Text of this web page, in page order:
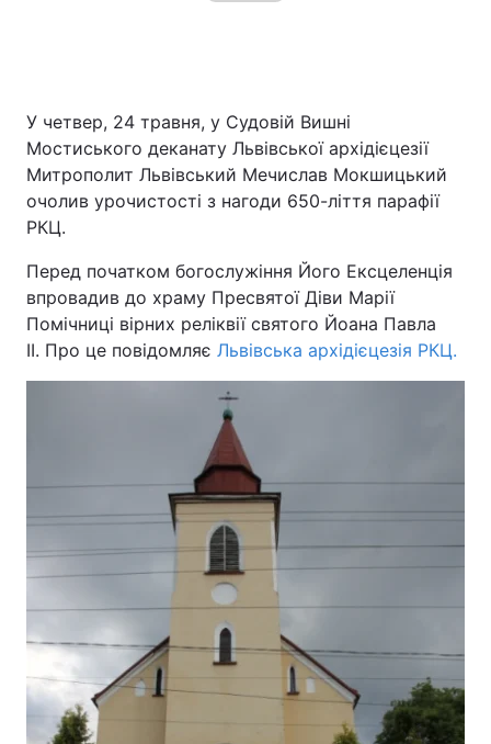
Головна
Україна Політика
Економіка Світ
Здоров'я Туризм
Погода
Екологія
Відео з Youtube
У четвер, 24 травня, у Судовій Вишні
Мостиського деканату Львівської архідієцезії
Митрополит Львівський Мечислав Мокшицький
очолив урочистості з нагоди 650-ліття парафії
РКЦ.
Перед початком богослужіння Його Ексцеленція
впровадив до храму Пресвятої Діви Марії
Помічниці вірних реліквії святого Йоана Павла
ІІ. Про це повідомляє Львівська архідієцезія РКЦ.